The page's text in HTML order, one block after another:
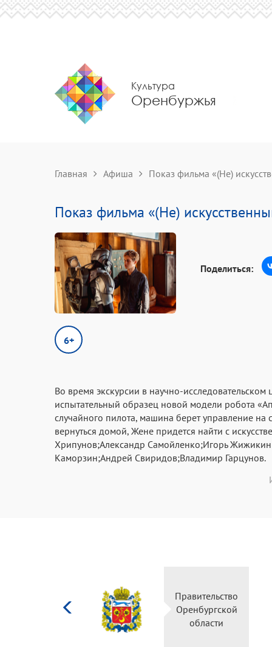
Культура
Оренбуржья
Главная Афиша Показ фильма «(Не)
Показ фильма «(Не)
6+
Поделиться:
Во время экскурсии в научно-
испытательный образец новой модели робота
случайного пилота, машина берет управление
вернуться домой, Жене придется найти с
Хрипунов;Александр Самойленко;Игорь
Каморзин;Андрей Свиридов;Владимир Гарцунов.
Правительство
Оренбургской
области